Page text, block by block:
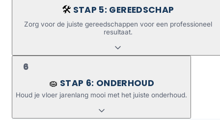
🛠️ STAP 5: GEREEDSCHAP
Zorg voor de juiste gereedschappen voor een professioneel
resultaat.
6
🧽 STAP 6: ONDERHOUD
Houd je vloer jarenlang mooi met het juiste onderhoud.